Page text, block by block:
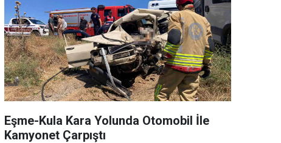
Eşme-Kula Kara Yolunda Otomobil İle
Kamyonet Çarpıştı